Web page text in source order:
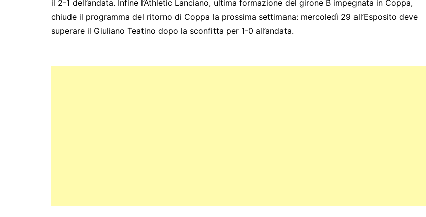
il 2-1 dell’andata. Infine l’Athletic Lanciano, ultima formazione del girone B impegnata in Coppa,
chiude il programma del ritorno di Coppa la prossima settimana: mercoledì 29 all’Esposito deve
superare il Giuliano Teatino dopo la sconfitta per 1-0 all’andata.